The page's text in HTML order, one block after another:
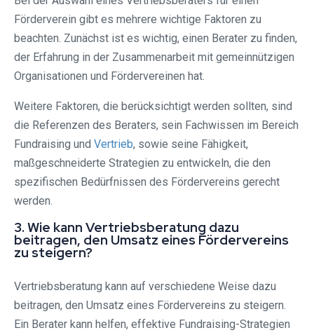
Förderverein gibt es mehrere wichtige Faktoren zu
beachten. Zunächst ist es wichtig, einen Berater zu finden,
der Erfahrung in der Zusammenarbeit mit gemeinnützigen
Organisationen und Fördervereinen hat.
Weitere Faktoren, die berücksichtigt werden sollten, sind
die Referenzen des Beraters, sein Fachwissen im Bereich
Fundraising und Vertrieb, sowie seine Fähigkeit,
maßgeschneiderte Strategien zu entwickeln, die den
spezifischen Bedürfnissen des Fördervereins gerecht
werden.
3. Wie kann Vertriebsberatung dazu
beitragen, den Umsatz eines Fördervereins
zu steigern?
Vertriebsberatung kann auf verschiedene Weise dazu
beitragen, den Umsatz eines Fördervereins zu steigern.
Ein Berater kann helfen, effektive Fundraising-Strategien